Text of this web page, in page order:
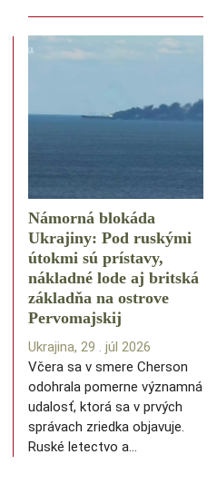
Námorná blokáda
Ukrajiny: Pod ruskými
útokmi sú prístavy,
nákladné lode aj britská
základňa na ostrove
Pervomajskij
Ukrajina, 29 . júl 2026
Včera sa v smere Cherson
odohrala pomerne významná
udalosť, ktorá sa v prvých
správach zriedka objavuje.
Ruské letectvo a…